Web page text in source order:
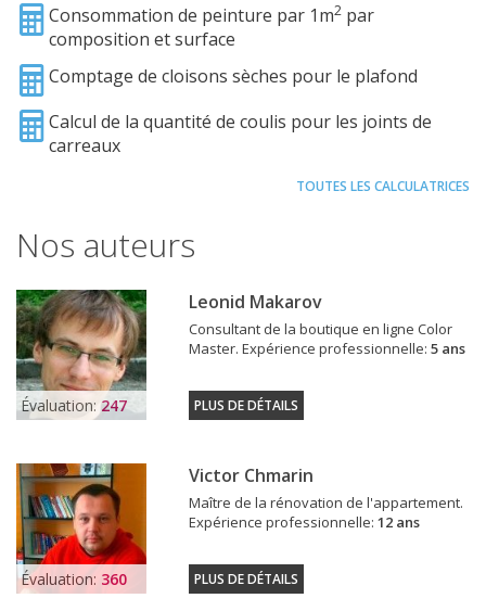
Consommation de peinture par 1m2 par
composition et surface
Comptage de cloisons sèches pour le plafond
Calcul de la quantité de coulis pour les joints de
carreaux
TOUTES LES CALCULATRICES
Nos auteurs
Évaluation: 247
Leonid Makarov
Consultant de la boutique en ligne Color
Master. Expérience professionnelle: 5 ans
PLUS DE DÉTAILS
Évaluation: 360
Victor Chmarin
Maître de la rénovation de l'appartement.
Expérience professionnelle: 12 ans
PLUS DE DÉTAILS